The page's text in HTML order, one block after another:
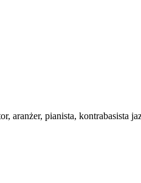
aranżer, pianista,